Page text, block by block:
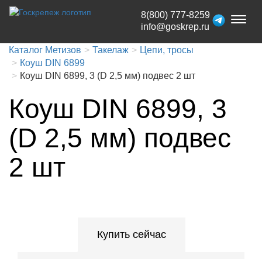
Toggle
8(800) 777-8259
info@goskrep.ru
Каталог Метизов Такелаж
Цепи, тросы
Коуш DIN 6899
Коуш DIN 6899, 3 (D 2,5 мм) подвес 2 шт
Коуш DIN 6899, 3
(D 2,5 мм) подвес
2 шт
Купить сейчас